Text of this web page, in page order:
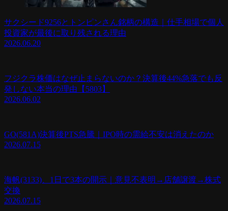
サクシード9256とトンピンさん銘柄の構造｜仕手相場で個人
投資家が最後に取り残される理由
2026.06.20
フジクラ株価はなぜ止まらないのか？決算後44%急落でも反
発しない本当の理由【5803】
2026.06.02
GO(581A)決算後PTS急騰｜IPO時の需給不安は消えたのか
2026.07.15
海帆(3133)、1日で3本の開示｜意見不表明→店舗譲渡→株式
交換
2026.07.15